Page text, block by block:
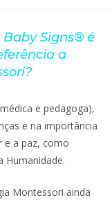
Signs® é
a
e pedagoga),
e na importância
e a paz, como
Humanidade.
Montessori ainda